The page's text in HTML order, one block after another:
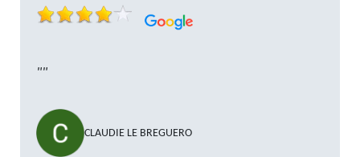
""
CLAUDIE LE BREGUERO